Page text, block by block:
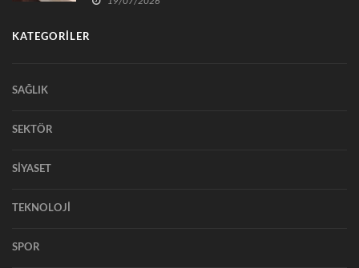
KATEGORİLER
SAĞLIK
SEKTÖR
SİYASET
TEKNOLOJİ
SPOR